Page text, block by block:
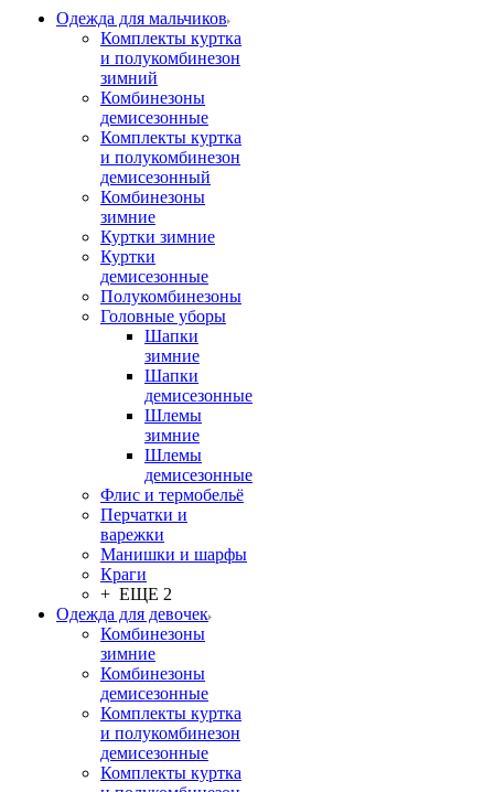
Одежда для мальчиков
Комплекты куртка
и полукомбинезон
зимний
Комбинезоны
демисезонные
Комплекты куртка
и полукомбинезон
демисезонный
Комбинезоны
зимние
Куртки зимние
Куртки
демисезонные
Полукомбинезоны
Головные уборы
Шапки
зимние
Шапки
демисезонные
Шлемы
зимние
Шлемы
демисезонные
Флис и термобельё
Перчатки и
варежки
Манишки и шарфы
Краги
+ ЕЩЕ 2
Одежда для девочек
Комбинезоны
зимние
Комбинезоны
демисезонные
Комплекты куртка
и полукомбинезон
демисезонные
Комплекты куртка